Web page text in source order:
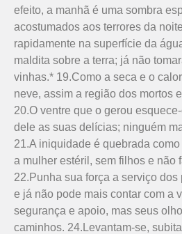
efeito, a manhã é uma sombra
acostumados aos terrores da
rapidamente na superfície da
maldita sobre a terra; já não
vinhas.* 19.Como a seca e o
neve, assim a região dos mortos
20.O ventre que o gerou
dele as suas delícias; ninguém
21.A iniquidade é quebrada
a mulher estéril, sem filhos e não
22.Punha sua força a serviço
e já não pode mais contar com a
segurança e apoio, mas seus
caminhos. 24.Levantam-se,